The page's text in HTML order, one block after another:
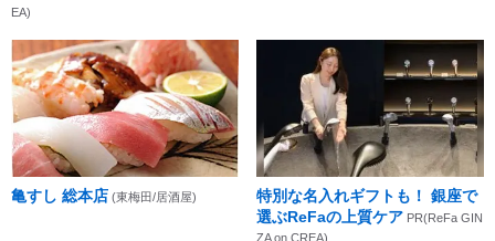
EA)
亀すし 総本店 (東梅田/居酒屋)
特別な名入れギフトも！ 銀座で
選ぶReFaの上質ケア PR(ReFa GIN
ZA on CREA)